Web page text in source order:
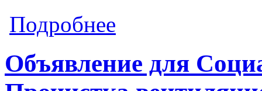
Подробнее
Объявление для